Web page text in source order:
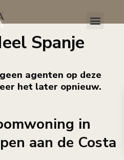
Spanje
agenten op deze
het later opnieuw.
in
aan de Costa